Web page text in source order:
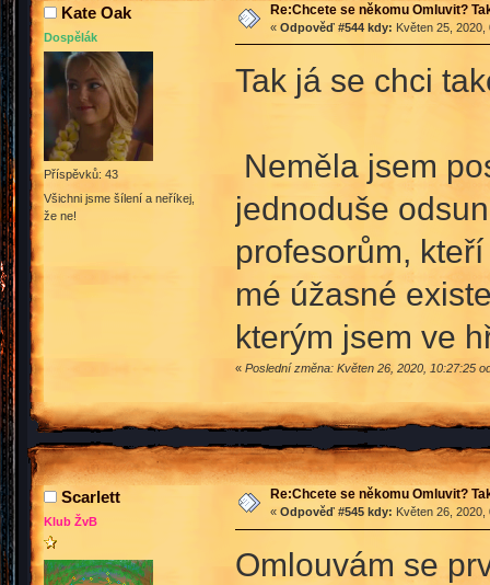
Kate Oak
Dospělák
Příspěvků: 43
Všichni jsme šílení a neříkej,
že ne!
Re:Chcete se někomu Omluvit?
« Odpověď #544 kdy: Květen 25, 2020,
Tak já se chci
Neměla jsem
jednoduše
profesorům,
mé úžasné
kterým jsem ve
« Poslední změna: Květen 26, 2020, 10:27:25
Scarlett
Klub ŽvB
Re:Chcete se někomu Omluvit?
« Odpověď #545 kdy: Květen 26, 2020,
Omlouvám se